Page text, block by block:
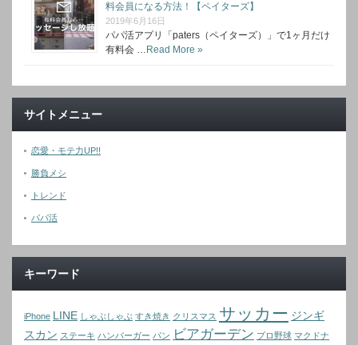
料会員になる方法！【ペイターズ】
2019年6月16日
パパ活アプリ「paters（ペイターズ）」で1ヶ月だけ
有料会 … Read More »
サイトメニュー
恋愛・モテ力UP!!
勝負メシ
トレンド
パパ活
キーワード
iPhone LINE しゃぶしゃぶ すき焼き クリスマス サッカー ジンギ
スカン ステーキ ハンバーガー パン ビアガーデン プロ野球 マクドナ